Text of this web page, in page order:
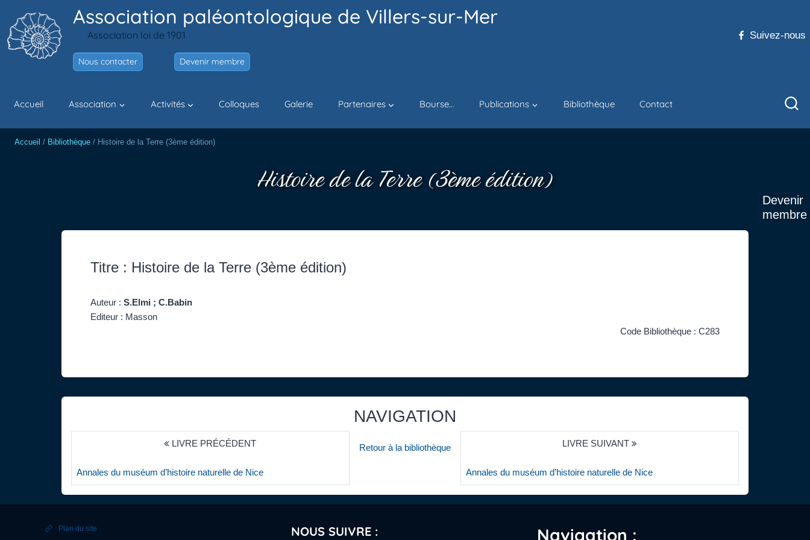
contenu
Association paléontologique de Villers-sur-Mer
Association loi de 1901
Nous contacter Devenir membre
Suivez-nous
Accueil Association Activités Colloques Galerie Partenaires Bourse… Publications Bibliothèque Contact
Devenir
membre
Accueil / Bibliothèque / Histoire de la Terre (3ème édition)
Histoire de la Terre (3ème édition)
Titre : Histoire de la Terre (3ème édition)
Auteur : S.Elmi ; C.Babin
Editeur : Masson
Code Bibliothèque : C283
NAVIGATION
LIVRE PRÉCÉDENT
Annales du muséum d’histoire naturelle de Nice
Retour à la bibliothèque LIVRE SUIVANT
Annales du muséum d’histoire naturelle de Nice
Plan du site
NOUS SUIVRE : Navigation :